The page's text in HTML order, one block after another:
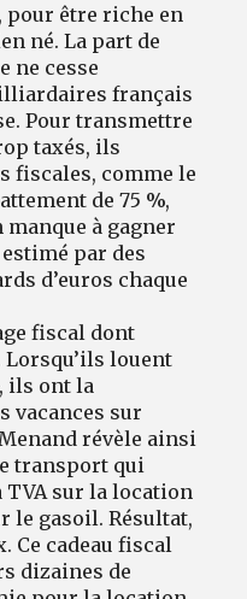
pour être riche en
né. La part de
ne cesse
français
Pour transmettre
taxés, ils
fiscales, comme le
de 75 %,
à gagner
par des
d’euros chaque
fiscal dont
louent
ils ont la
vacances sur
révèle ainsi
transport qui
TVA sur la location
le gasoil. Résultat,
Ce cadeau fiscal
dizaines de